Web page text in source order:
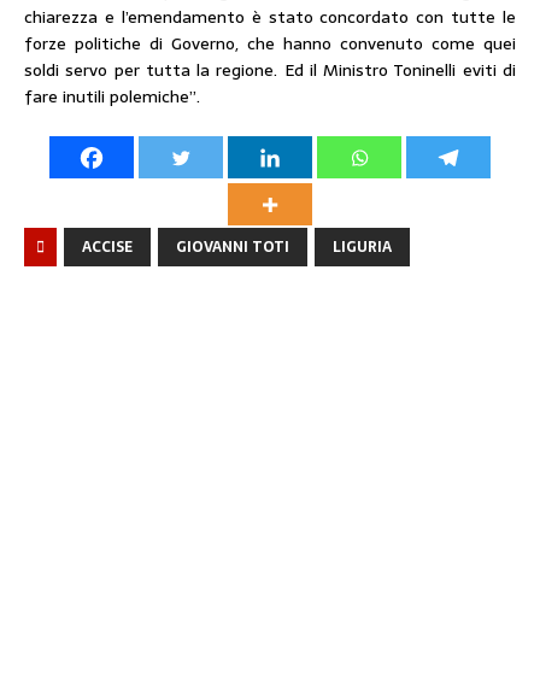
chiarezza e l’emendamento è stato concordato con tutte le
forze politiche di Governo, che hanno convenuto come quei
soldi servo per tutta la regione. Ed il Ministro Toninelli eviti di
fare inutili polemiche”.
ACCISE GIOVANNI TOTI LIGURIA